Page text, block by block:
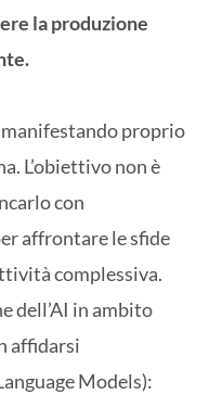
la produzione
proprio
L’obiettivo non è
con
affrontare le sfide
complessiva.
dell’AI in ambito
affidarsi
Models):